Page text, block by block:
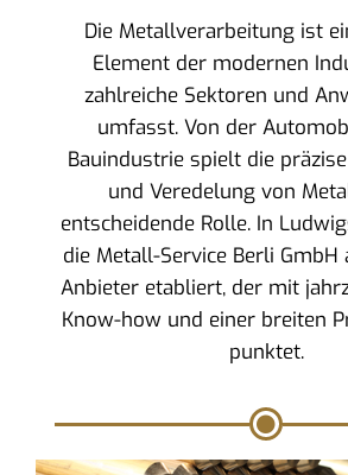
Die Metallverarbeitung ist
Element der modernen
zahlreiche Sektoren und
umfasst. Von der
Bauindustrie spielt die
und Veredelung von
entscheidende Rolle. In
die Metall-Service Berli
Anbieter etabliert, der mit
Know-how und einer breiten
punktet.